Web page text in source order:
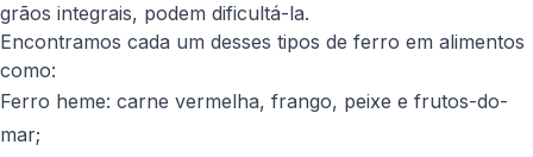
grãos integrais, podem dificultá-la.
Encontramos cada um desses tipos de ferro em alimentos
como:
Ferro heme: carne vermelha, frango, peixe e frutos-do-
mar;